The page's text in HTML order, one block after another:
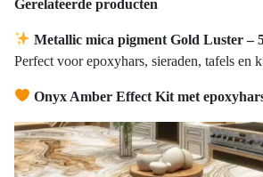
Gerelateerde producten
Metallic mica pigment Gold Luster –
Perfect voor epoxyhars, sieraden, tafels en
Onyx Amber Effect Kit met